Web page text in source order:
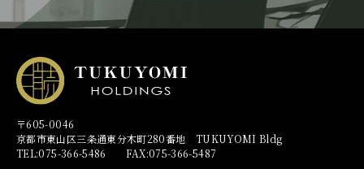
〒605-0046
京都市東山区三条通東分木町280番地 TUKUYOMI Bldg
TEL:075-366-5486 FAX:075-366-5487